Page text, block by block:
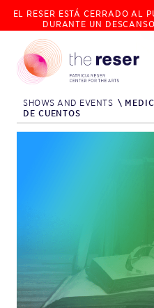
EL RESER ESTÁ CERRADO AL
DURANTE UN
SHOWS AND EVENTS \
DE CUENTOS